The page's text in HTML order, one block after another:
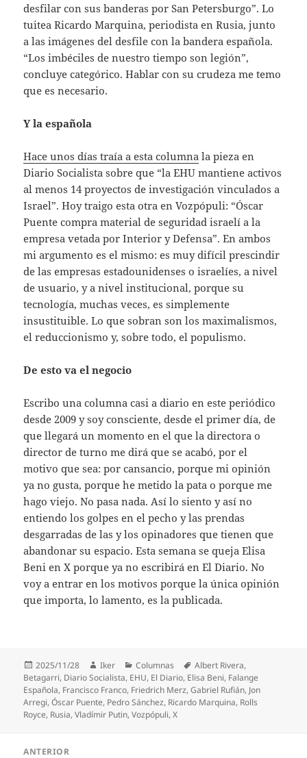
desfilar con sus banderas por San Petersburgo”. Lo
tuitea Ricardo Marquina, periodista en Rusia, junto
a las imágenes del desfile con la bandera española.
“Los imbéciles de nuestro tiempo son legión”,
concluye categórico. Hablar con su crudeza me temo
que es necesario.
Y la española
Hace unos días traía a esta columna la pieza en
Diario Socialista sobre que “la EHU mantiene activos
al menos 14 proyectos de investigación vinculados a
Israel”. Hoy traigo esta otra en Vozpópuli: “Óscar
Puente compra material de seguridad israelí a la
empresa vetada por Interior y Defensa”. En ambos
mi argumento es el mismo: es muy difícil prescindir
de las empresas estadounidenses o israelíes, a nivel
de usuario, y a nivel institucional, porque su
tecnología, muchas veces, es simplemente
insustituible. Lo que sobran son los maximalismos,
el reduccionismo y, sobre todo, el populismo.
De esto va el negocio
Escribo una columna casi a diario en este periódico
desde 2009 y soy consciente, desde el primer día, de
que llegará un momento en el que la directora o
director de turno me dirá que se acabó, por el
motivo que sea: por cansancio, porque mi opinión
ya no gusta, porque he metido la pata o porque me
hago viejo. No pasa nada. Así lo siento y así no
entiendo los golpes en el pecho y las prendas
desgarradas de las y los opinadores que tienen que
abandonar su espacio. Esta semana se queja Elisa
Beni en X porque ya no escribirá en El Diario. No
voy a entrar en los motivos porque la única opinión
que importa, lo lamento, es la publicada.
Publicado
el
2025/11/28 Autor
Iker Categorías
Columnas Etiquetas
Albert Rivera,
Betagarri, Diario Socialista, EHU, El Diario, Elisa Beni, Falange
Española, Francisco Franco, Friedrich Merz,Gabriel Rufián, Jon
Arregi,Óscar Puente, Pedro Sánchez, Ricardo Marquina, Rolls
Royce, Rusia,Vladímir Putin,Vozpópuli,X
ANTERIOR